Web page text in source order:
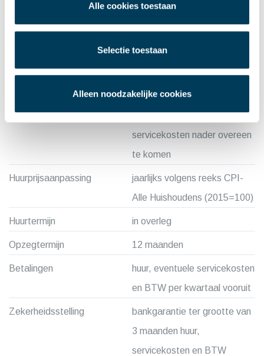
Alle cookies toestaan
Selectie toestaan
Alleen noodzakelijke cookies
overheaddeuren
entresolvloer betonvloer
gasheaters
OVERIGE CONDITIES
Leveringen en diensten
voorschotbedrag
servicekosten nader overeen
te komen
Huurprijsaanpassing
jaarlijks volgens reeks CPI-
Alle Huishoudens (2015=100)
Huurtermijn in overleg
Opzegtermijn 12 maanden
Betalingen
huur, eventuele servicekosten
en BTW per kwartaal vooruit
Zekerheidsstelling
bankgarantie ter grootte van
3 maanden huur,
servicekosten en BTW